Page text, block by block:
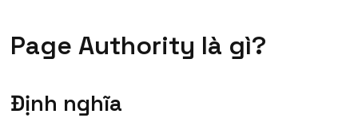
Page Authority là gì?
Định nghĩa